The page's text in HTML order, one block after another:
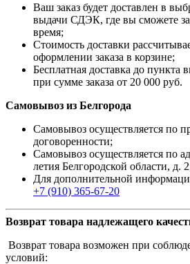
Ваш заказ будет доставлен в
выдачи СДЭК, где вы сможете
время;
Стоимость доставки
оформлении заказа в корзине;
Бесплатная доставка до
при сумме заказа от 20 000 руб.
Самовывоз из Белгорода
Самовывоз осуществляется по
договоренности;
Самовывоз осуществляется по
летия Белгородской области, д.
Для дополнительной
+7 (910) 365-67-20
Возврат товара надлежащего
Возврат товара возможен при
условий: